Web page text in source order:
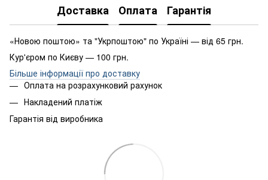
Доставка Оплата Гарантія
«Новою поштою» та "Укрпоштою" по Україні — від 65 грн.
Кур'єром по Києву — 100 грн.
Більше інформації про доставку
Оплата на розрахунковий рахунок
Накладений платіж
Гарантія від виробника